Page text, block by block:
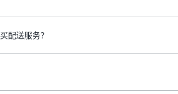
配送服务？